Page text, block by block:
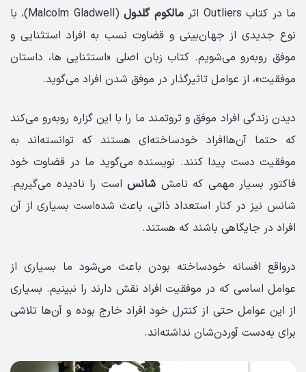
ما در کتاب Outliers اثر
مالکوم گلدول
(Malcolm Gladwell)، با
نوع جدیدی از جهان‌بینی و قضاوت نسب به افراد استثنایی و
موفق روبه‌رو می‌شویم. کتاب زبان اصلی «استثنایی ها، داستان
موفقیت»، از عوامل تاثیرگذار در موفق شدن افراد می‌گوید.
دیدن زندگی افراد موفق و ثروتمند ما را با این گزاره روبه‌رو می‌کند
که حتما آن‌هاافراد خودساخته‌ای هستند که توانسته‌اند به
موفقیت دست پیدا کنند. نویسنده می‌گوید ما در قضاوت خود
فاکتور بسیار مهمی که نامش شانساست را نادیده می‌گیریم.
شانس نیز در کنار استعداد ذاتی، باعث شده‌است بسیاری از آن
افراد در جایگاهی باشند که هستند.
درواقع افسانه خودساخته بودن باعث می‌شود ما بسیاری از
عوامل اساسی که در موفقیت افراد نقش دارند را نبینیم. بسیاری
از این عوامل حتی از کنترل خود افراد خارج بوده‌ و آن‌ها تلاشی
برای به‌دست آوردن‌شان نداشته‌اند.